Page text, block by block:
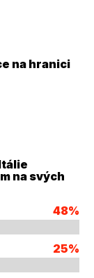
na hranici
na svých
48%
25%